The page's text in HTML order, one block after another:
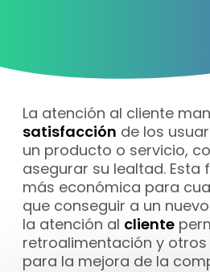
La atención al cliente
satisfacción de los
un producto o servicio,
asegurar su lealtad. Esta
más económica para
que conseguir a un
la atención al cliente
retroalimentación y
para la mejora de la